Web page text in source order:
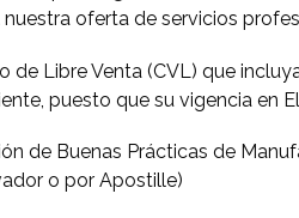
oferta de servicios
de Libre Venta (CVL) que
puesto que su vigencia en
de Buenas Prácticas de
o por Apostille)